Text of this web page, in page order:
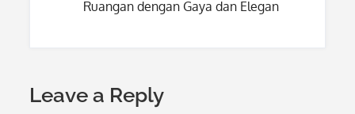
Ruangan dengan Gaya dan Elegan
Leave a Reply